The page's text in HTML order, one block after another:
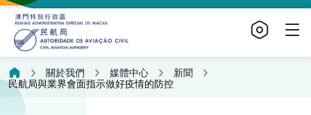
關於我們 媒體中心
新聞
民航局與業界會面指示做好疫情的防控